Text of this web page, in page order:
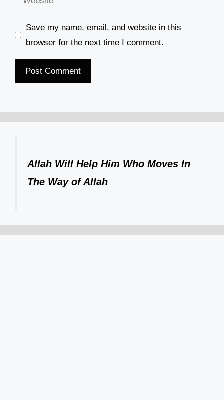
Save my name, email, and website in this
browser for the next time I comment.
Allah Will Help Him Who Moves In
The Way of Allah